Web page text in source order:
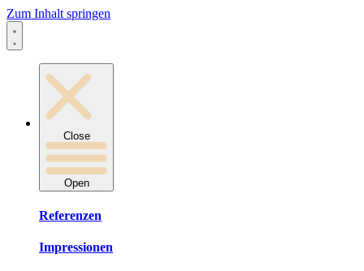
Zum Inhalt springen
Close
Open
Referenzen
Impressionen